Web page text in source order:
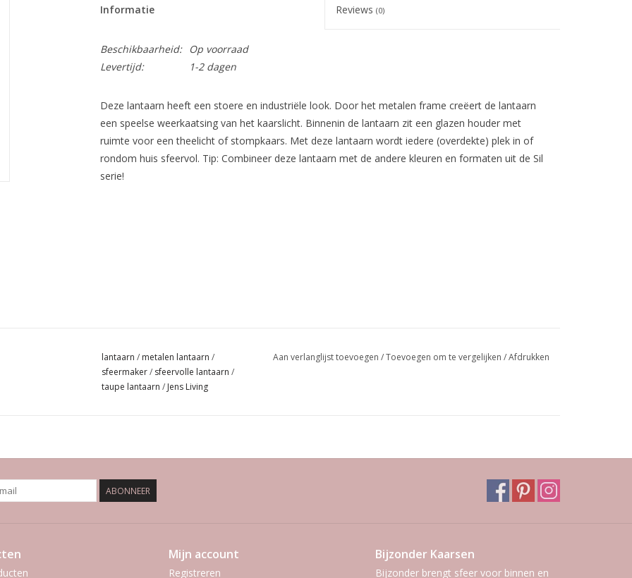
Informatie Reviews(0)
Beschikbaarheid:
Op voorraad
Levertijd:
1-2 dagen
Deze lantaarn heeft een stoere en industriële look. Door het metalen frame creëert de lantaarn
een speelse weerkaatsing van het kaarslicht. Binnenin de lantaarn zit een glazen houder met
ruimte voor een theelicht of stompkaars. Met deze lantaarn wordt iedere (overdekte) plek in of
rondom huis sfeervol. Tip: Combineer deze lantaarn met de andere kleuren en formaten uit de Sil
serie!
lantaarn / metalen lantaarn /
sfeermaker/ sfeervolle lantaarn /
taupe lantaarn / Jens Living
Aan verlanglijst toevoegen /Toevoegen om te vergelijken /Afdrukken
ABONNEER
Mijn account
Registreren
Bijzonder Kaarsen
Bijzonder brengt sfeer voor binnen en